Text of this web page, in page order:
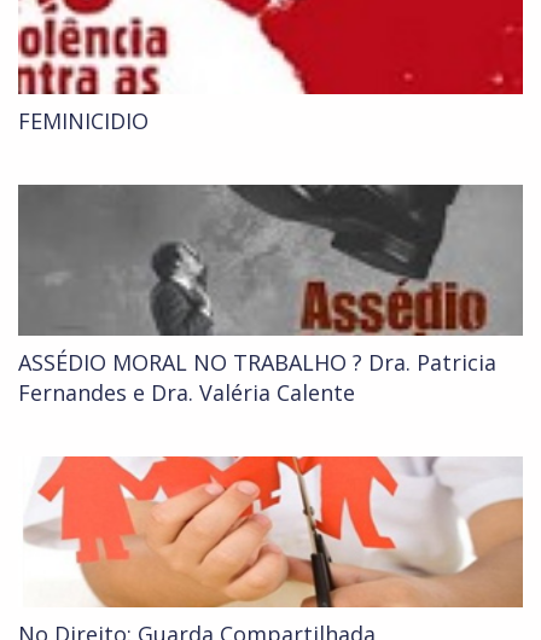
FEMINICIDIO
ASSÉDIO MORAL NO TRABALHO ? Dra. Patricia
Fernandes e Dra. Valéria Calente
No Direito: Guarda Compartilhada